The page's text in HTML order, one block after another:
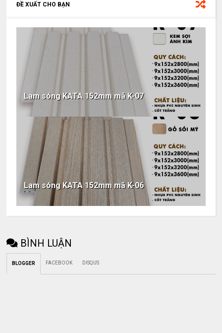
ĐỀ XUẤT CHO BẠN
Lam sóng KATA 152mm mã K-07
Lam sóng KATA 152mm mã K-06
BÌNH LUẬN
BLOGGER FACEBOOK DISQUS